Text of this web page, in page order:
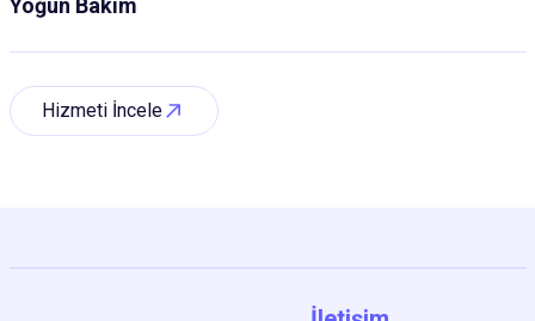
Yoğun Bakım
Hizmeti İncele